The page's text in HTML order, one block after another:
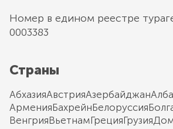
Номер в едином реестре
0003383
Страны
АбхазияАвстрияАзербайджан
АрменияБахрейнБелоруссия
ВенгрияВьетнамГрецияГрузия